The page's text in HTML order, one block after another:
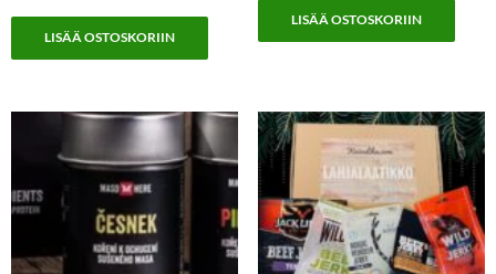
LISÄÄ OSTOSKORIIN
LISÄÄ OSTOSKORIIN